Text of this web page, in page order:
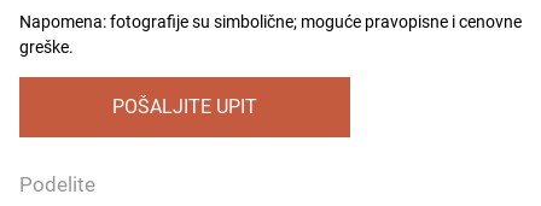
Napomena: fotografije su simbolične; moguće pravopisne i cenovne
greške.
POŠALJITE UPIT
Podelite